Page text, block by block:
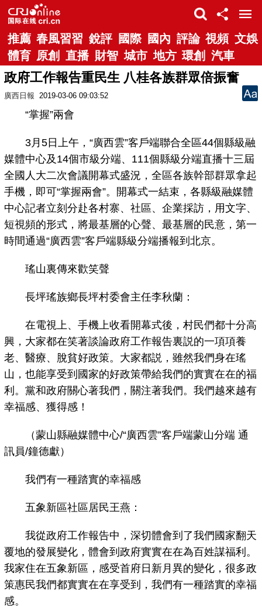
推薦 春風習習 銳評 國際 國內 評論 視頻 文娛
體育 原創 直播 財智 城市 地方 環創 汽車
政府工作報告重民生 八桂各族群眾倍振奮
廣西日報 2019-03-06 09:03:52
“掌握”兩會
3月5日上午，“廣西雲”客戶端聯合全區44個縣級融
媒體中心及14個市級分端、111個縣級分端直播十三屆
全國人大二次會議開幕式盛況，全區各族幹部群眾拿起
手機，即可“掌握兩會”。開幕式一結束，各縣級融媒體
中心記者立刻分赴各村寨、社區、企業採訪，用文字、
短視頻的形式，將最基層的心聲、最基層的民意，第一
時間通過“廣西雲”客戶端縣級分端播報到北京。
瑤山裏傳來歡笑聲
長坪瑤族鄉長坪村委會主任李秋蘭：
在電視上、手機上收看開幕式後，村民們都十分高
興，大家都在笑著談論政府工作報告裏説的一項項養
老、醫療、脫貧好政策。大家都説，雖然我們身在瑤
山，也能享受到國家的好政策帶給我們的實實在在的福
利。黨和政府關心著我們，關注著我們。我們越來越有
幸福感、獲得感！
（蒙山縣融媒體中心/“廣西雲”客戶端蒙山分端 通
訊員/鐘德獻）
我們有一種踏實的幸福感
五象新區社區居民王燕：
我從政府工作報告中，深切體會到了我們國家翻天
覆地的發展變化，體會到政府實實在在為百姓謀福利。
我家住在五象新區，感受首府日新月異的變化，很多政
策惠民我們都實實在在享受到，我們有一種踏實的幸福
感。